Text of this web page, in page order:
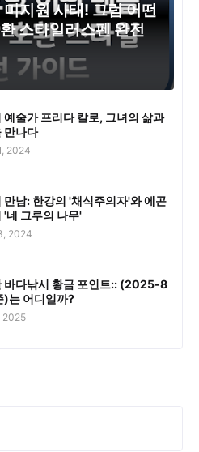
지원 사태! 그럼 어떤
스타일러스펜 완전
예술가 프리다 칼로, 그녀의 삶과
만나다
2024
만남: 한강의 '채식주의자'와 에곤
'네 그루의 나무'
2024
바다낚시 황금 포인트:: (2025-8
)는 어디일까?
2025